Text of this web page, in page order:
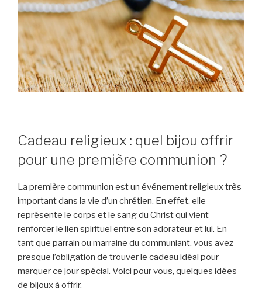
Cadeau religieux : quel bijou offrir
pour une première communion ?
La première communion est un événement religieux très
important dans la vie d’un chrétien. En effet, elle
représente le corps et le sang du Christ qui vient
renforcer le lien spirituel entre son adorateur et lui. En
tant que parrain ou marraine du communiant, vous avez
presque l’obligation de trouver le cadeau idéal pour
marquer ce jour spécial. Voici pour vous, quelques idées
de bijoux à offrir.